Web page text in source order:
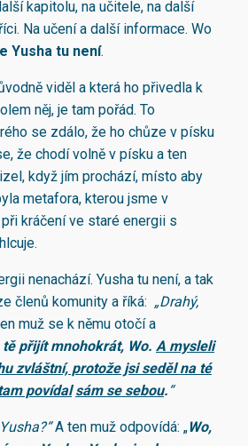
kapitolu, na učitele, na další
Na učení a další informace. Wo
Yusha tu není.
viděl a která ho přivedla k
něj, je tam pořád. To
se zdálo, že ho chůze v písku
že chodí volně v písku a ten
když jím prochází, místo aby
metafora, kterou jsme v
kráčení ve staré energii s
nenachází. Yusha tu není, a tak
členů komunity a říká: „Drahý,
muž se k němu otočí a
tě přijít mnohokrát, Wo. A mysleli
zvláštní, protože jsi seděl na té
povídal sám se sebou. “
A ten muž odpovídá: „Wo,